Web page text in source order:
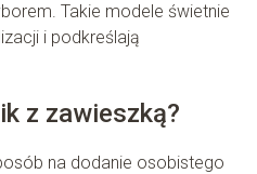
Takie modele świetnie
i podkreślają
z zawieszką?
na dodanie osobistego